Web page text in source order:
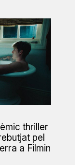
thriller
pel
a Filmin